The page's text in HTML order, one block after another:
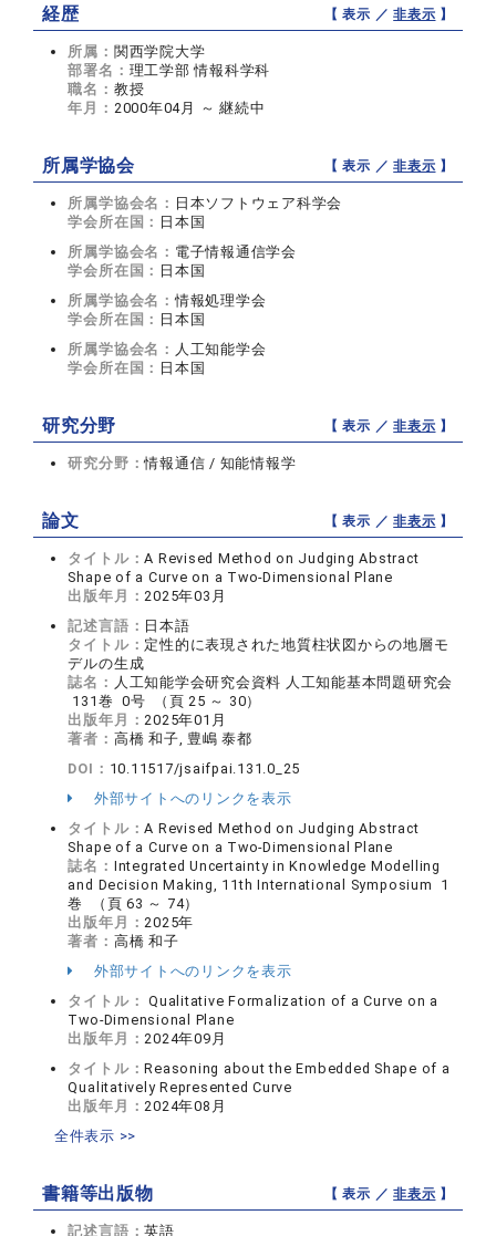
経歴 【 表示 ／非表示 】
所属： 関西学院大学
部署名： 理工学部 情報科学科
職名： 教授
年月： 2000年04月 ～ 継続中
所属学協会 【 表示 ／非表示 】
所属学協会名： 日本ソフトウェア科学会
学会所在国： 日本国
所属学協会名： 電子情報通信学会
学会所在国： 日本国
所属学協会名：情報処理学会
学会所在国： 日本国
所属学協会名： 人工知能学会
学会所在国： 日本国
研究分野 【 表示 ／非表示 】
研究分野：情報通信 / 知能情報学
論文 【 表示 ／非表示 】
タイトル：A Revised Method on Judging Abstract
Shape of a Curve on a Two-Dimensional Plane
出版年月： 2025年03月
記述言語： 日本語
タイトル： 定性的に表現された地質柱状図からの地層モ
デルの生成
誌名： 人工知能学会研究会資料 人工知能基本問題研究会
131巻 0号 （頁 25 ～ 30）
出版年月： 2025年01月
著者： 高橋 和子, 豊嶋 泰都
DOI： 10.11517/jsaifpai.131.0_25
外部サイトへのリンクを表示
タイトル：A Revised Method on Judging Abstract
Shape of a Curve on a Two-Dimensional Plane
誌名： Integrated Uncertainty in Knowledge Modelling
and Decision Making, 11th International Symposium 1
巻 （頁 63 ～ 74）
出版年月： 2025年
著者： 高橋 和子
外部サイトへのリンクを表示
タイトル： Qualitative Formalization of a Curve on a
Two-Dimensional Plane
出版年月： 2024年09月
タイトル：Reasoning about the Embedded Shape of a
Qualitatively Represented Curve
出版年月： 2024年08月
全件表示 >>
書籍等出版物 【 表示 ／非表示 】
記述言語：英語